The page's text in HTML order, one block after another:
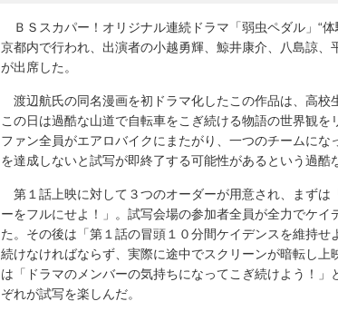
ＢＳスカパー！オリジナル連続ドラマ「弱虫ペダル」“
京都内で行われ、出演者の小越勇輝、鯨井康介、八島諒
が出席した。
渡辺航氏の同名漫画を初ドラマ化したこの作品は、高校
この日は過酷な山道で自転車をこぎ続ける物語の世界観
ファン全員がエアロバイクにまたがり、一つのチームにな
を達成しないと試写が即終了する可能性があるという過酷
第１話上映に対して３つのオーダーが用意され、まずは
ーをフルにせよ！」。試写会場の参加者全員が全力でケ
た。その後は「第１話の冒頭１０分間ケイデンスを維持
続けなければならず、実際に途中でスクリーンが暗転し
は「ドラマのメンバーの気持ちになってこぎ続けよう！
ぞれが試写を楽しんだ。